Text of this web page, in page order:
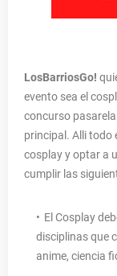
LosBarriosGo!
evento sea el
concurso pasarela
principal. Alli todo
cosplay y optar a
cumplir las
El Cosplay
disciplinas que
anime, ciencia